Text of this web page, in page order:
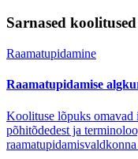
Sarnased koolitused
Raamatupidamine
Raamatupidamise
Koolituse lõpuks omavad
põhitõdedest ja